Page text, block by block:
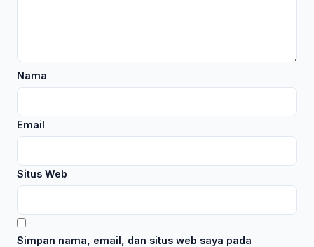
Nama
Email
Situs Web
Simpan nama, email, dan situs web saya pada